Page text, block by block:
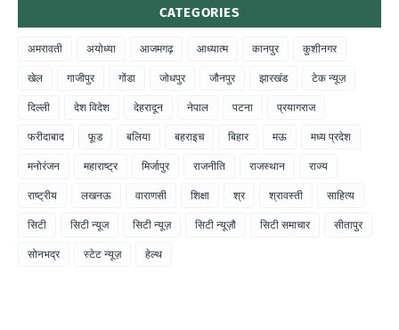
CATEGORIES
अमरावती अयोध्या आजमगढ़ आध्यात्म कानपुर कुशीनगर
खेल गाजीपुर गोंडा जोधपुर जौनपुर झारखंड टेक न्यूज़
दिल्ली देश विदेश देहरादून नेपाल पटना प्रयागराज
फरीदाबाद फूड बलिया बहराइच बिहार मऊ मध्य प्रदेश
मनोरंजन महाराष्ट्र मिर्जापुर राजनीति राजस्थान राज्य
राष्ट्रीय लखनऊ वाराणसी शिक्षा श्र श्रावस्ती साहित्य
सिटी सिटी न्यूज सिटी न्यूज़ सिटी न्यूज़ौ सिटी समाचार सीतापुर
सोनभद्र स्टेट न्यूज़ हेल्थ